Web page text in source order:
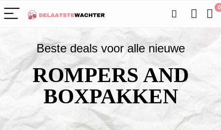
0
Beste deals voor alle nieuwe
ROMPERS AND
BOXPAKKEN